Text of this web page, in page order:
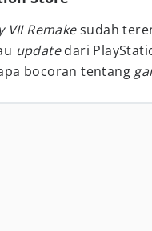
VII Remakesudah
updatedari
bocoran tentang